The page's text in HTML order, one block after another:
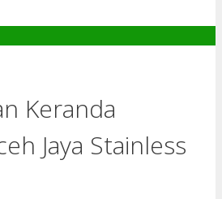
Keranda
Jaya Stainless